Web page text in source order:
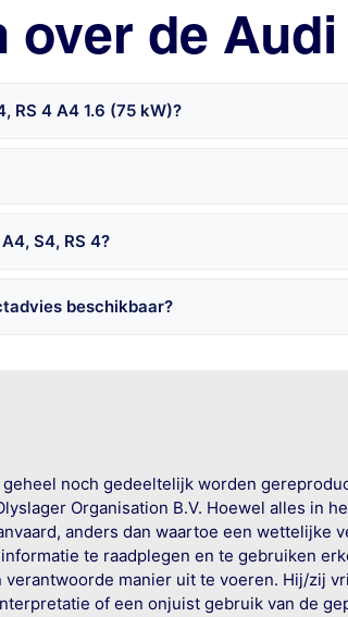
de Audi
RS 4 A4 1.6 (75 kW)?
S4, RS 4?
beschikbaar?
noch gedeeltelijk worden
Organisation B.V. Hoewel alles in
anders dan waartoe een
te raadplegen en te gebruiken
manier uit te voeren. Hij/zij
of een onjuist gebruik van de